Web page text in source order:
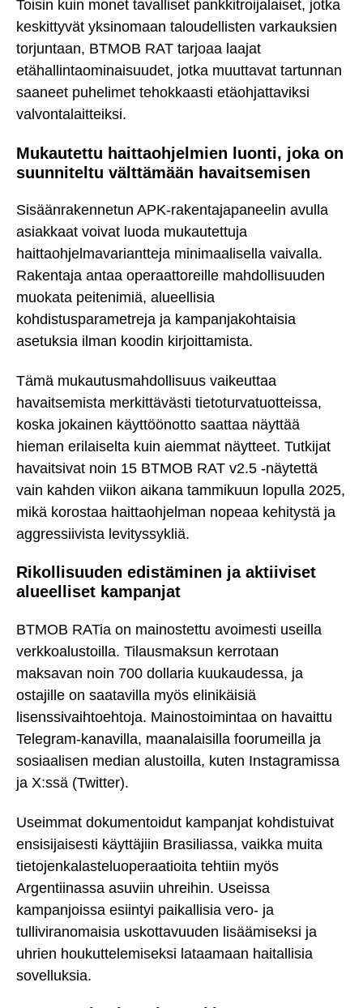
Toisin kuin monet tavalliset pankkitroijalaiset, jotka
keskittyvät yksinomaan taloudellisten varkauksien
torjuntaan, BTMOB RAT tarjoaa laajat
etähallintaominaisuudet, jotka muuttavat tartunnan
saaneet puhelimet tehokkaasti etäohjattaviksi
valvontalaitteiksi.
Mukautettu haittaohjelmien luonti, joka on
suunniteltu välttämään havaitsemisen
Sisäänrakennetun APK-rakentajapaneelin avulla
asiakkaat voivat luoda mukautettuja
haittaohjelmavariantteja minimaalisella vaivalla.
Rakentaja antaa operaattoreille mahdollisuuden
muokata peitenimiä, alueellisia
kohdistusparametreja ja kampanjakohtaisia
asetuksia ilman koodin kirjoittamista.
Tämä mukautusmahdollisuus vaikeuttaa
havaitsemista merkittävästi tietoturvatuotteissa,
koska jokainen käyttöönotto saattaa näyttää
hieman erilaiselta kuin aiemmat näytteet. Tutkijat
havaitsivat noin 15 BTMOB RAT v2.5 -näytettä
vain kahden viikon aikana tammikuun lopulla 2025,
mikä korostaa haittaohjelman nopeaa kehitystä ja
aggressiivista levityssykliä.
Rikollisuuden edistäminen ja aktiiviset
alueelliset kampanjat
BTMOB RATia on mainostettu avoimesti useilla
verkkoalustoilla. Tilausmaksun kerrotaan
maksavan noin 700 dollaria kuukaudessa, ja
ostajille on saatavilla myös elinikäisiä
lisenssivaihtoehtoja. Mainostoimintaa on havaittu
Telegram-kanavilla, maanalaisilla foorumeilla ja
sosiaalisen median alustoilla, kuten Instagramissa
ja X:ssä (Twitter).
Useimmat dokumentoidut kampanjat kohdistuivat
ensisijaisesti käyttäjiin Brasiliassa, vaikka muita
tietojenkalasteluoperaatioita tehtiin myös
Argentiinassa asuviin uhreihin. Useissa
kampanjoissa esiintyi paikallisia vero- ja
tulliviranomaisia uskottavuuden lisäämiseksi ja
uhrien houkuttelemiseksi lataamaan haitallisia
sovelluksia.